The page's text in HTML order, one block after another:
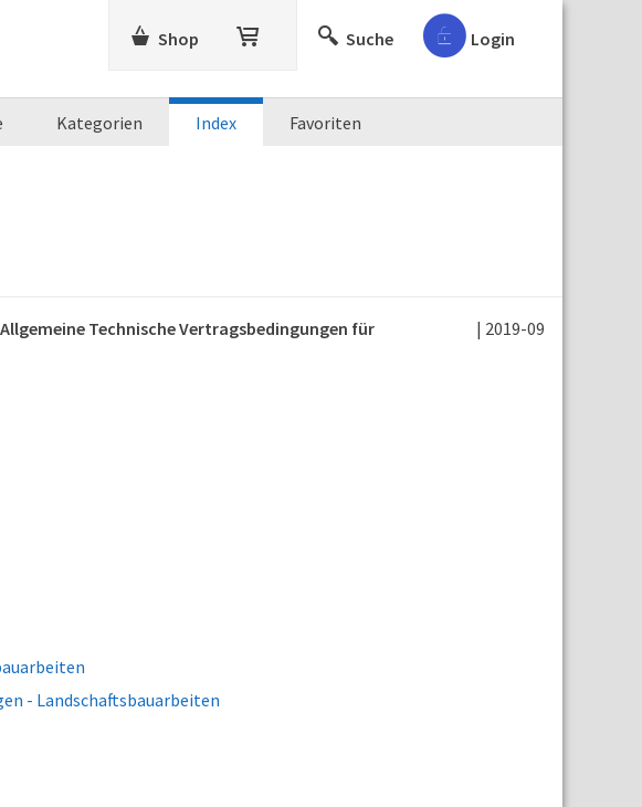
Shop Suche Login
Kategorien Index Favoriten
Technische Vertragsbedingungen für
| 2019-09
- Landschaftsbauarbeiten